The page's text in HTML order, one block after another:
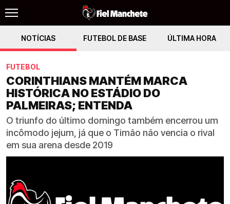
NOTÍCIAS FUTEBOL DE BASE ÚLTIMA HORA
FUTEBOL
CORINTHIANS MANTÉM MARCA
HISTÓRICA NO ESTÁDIO DO
PALMEIRAS; ENTENDA
O triunfo do último domingo também encerrou um
incômodo jejum, já que o Timão não vencia o rival
em sua arena desde 2019